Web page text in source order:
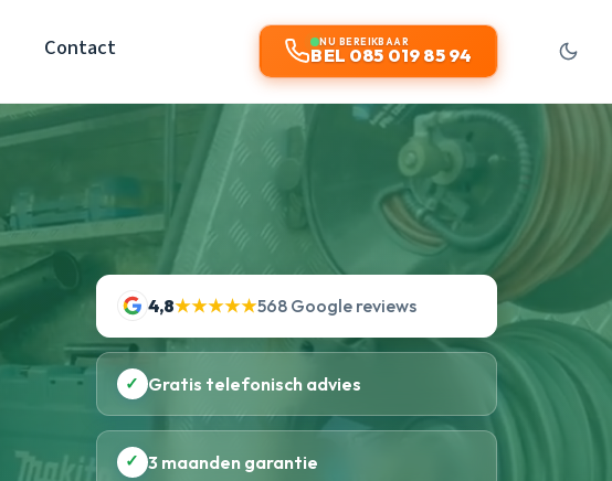
Contact NU BEREIKBAAR
BEL 085 019 85 94
4,8★★★★★568 Google reviews
✓ Gratis telefonisch advies
✓ 3 maanden garantie